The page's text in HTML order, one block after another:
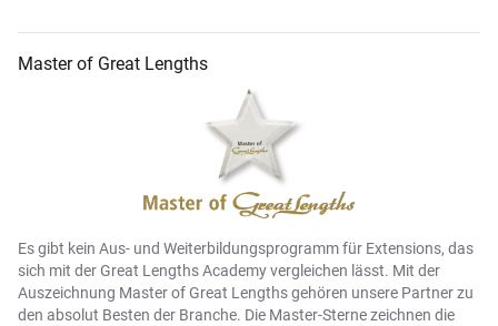
Master of Great Lengths
Es gibt kein Aus- und Weiter­bildungs­programm für Extensions, das
sich mit der Great Lengths Academy vergleichen lässt. Mit der
Auszeichnung Master of Great Lengths gehören unsere Partner zu
den absolut Besten der Branche. Die Master-Sterne zeichnen die